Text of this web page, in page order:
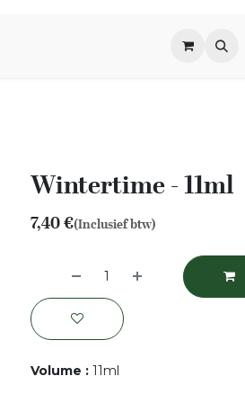
Wintertime - 11ml
7,40€(Inclusief btw)
Volume : 11ml